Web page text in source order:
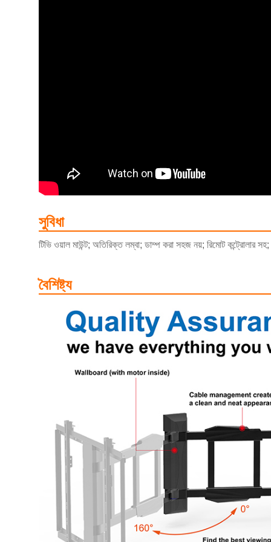
সুবিধা
টিভি ওয়াল মাউন্ট; অতিরিক্ত লম্বা; ডাম্প করা সহজ নয়; রিমোট কন্ট্রোলার সহ;
বৈশিষ্ট্য